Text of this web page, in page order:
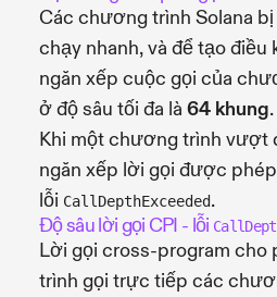
Các chương trình Solana
chạy nhanh, và để tạo điều
ngăn xếp cuộc gọi của
ở độ sâu tối đa là 64 khung.
Khi một chương trình vượt
ngăn xếp lời gọi được
lỗi CallDepthExceeded.
Độ sâu lời gọi CPI - lỗi
Lời gọi cross-program
trình gọi trực tiếp các